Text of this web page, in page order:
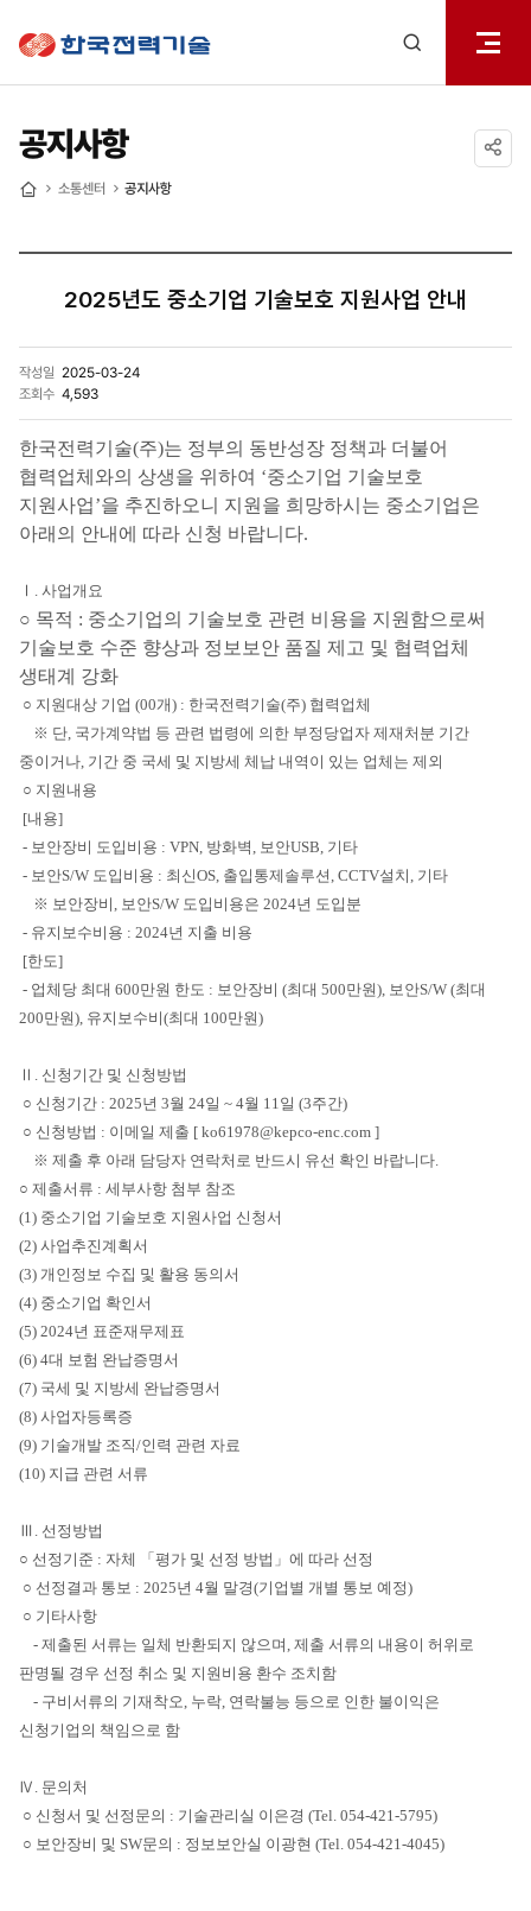
열기
공지사항
소통센터 공지사항
2025년도 중소기업 기술보호 지원사업 안내
작성일 2025-03-24
조회수 4,593
한국전력기술(주)는 정부의 동반성장 정책과 더불어
협력업체와의 상생을 위하여 ‘중소기업 기술보호
지원사업’을 추진하오니 지원을 희망하시는 중소기업은
아래의 안내에 따라 신청 바랍니다.
Ⅰ. 사업개요
○ 목적 : 중소기업의 기술보호 관련 비용을 지원함으로써
기술보호 수준 향상과 정보보안 품질 제고 및 협력업체
생태계 강화
○ 지원대상 기업 (00개) : 한국전력기술(주) 협력업체
※ 단, 국가계약법 등 관련 법령에 의한 부정당업자 제재처분 기간
중이거나, 기간 중 국세 및 지방세 체납 내역이 있는 업체는 제외
○ 지원내용
[내용]
- 보안장비 도입비용 : VPN, 방화벽, 보안USB, 기타
- 보안S/W 도입비용 : 최신OS, 출입통제솔루션, CCTV설치, 기타
※ 보안장비, 보안S/W 도입비용은 2024년 도입분
- 유지보수비용 : 2024년 지출 비용
[한도]
- 업체당 최대 600만원 한도 : 보안장비 (최대 500만원), 보안S/W (최대
200만원), 유지보수비(최대 100만원)
Ⅱ. 신청기간 및 신청방법
○ 신청기간 : 2025년 3월 24일 ~ 4월 11일 (3주간)
○ 신청방법 : 이메일 제출 [ ko61978@kepco-enc.com ]
※ 제출 후 아래 담당자 연락처로 반드시 유선 확인 바랍니다.
○ 제출서류 : 세부사항 첨부 참조
(1) 중소기업 기술보호 지원사업 신청서
(2) 사업추진계획서
(3) 개인정보 수집 및 활용 동의서
(4) 중소기업 확인서
(5) 2024년 표준재무제표
(6) 4대 보험 완납증명서
(7) 국세 및 지방세 완납증명서
(8) 사업자등록증
(9) 기술개발 조직/인력 관련 자료
(10) 지급 관련 서류
Ⅲ. 선정방법
○ 선정기준 : 자체 「평가 및 선정 방법」에 따라 선정
○ 선정결과 통보 : 2025년 4월 말경(기업별 개별 통보 예정)
○ 기타사항
- 제출된 서류는 일체 반환되지 않으며, 제출 서류의 내용이 허위로
판명될 경우 선정 취소 및 지원비용 환수 조치함
- 구비서류의 기재착오, 누락, 연락불능 등으로 인한 불이익은
신청기업의 책임으로 함
Ⅳ. 문의처
○ 신청서 및 선정문의 : 기술관리실 이은경 (Tel. 054-421-5795)
○ 보안장비 및 SW문의 : 정보보안실 이광현 (Tel. 054-421-4045)